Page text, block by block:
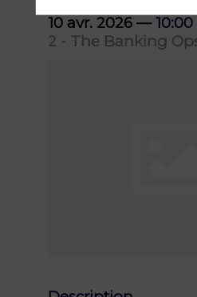
10 avr. 2026 —10:00
2 - The Banking